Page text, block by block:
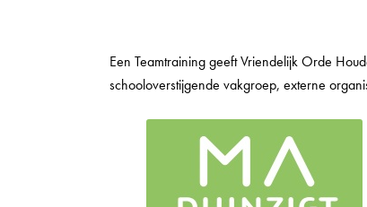
Een Teamtraining geeft Vriendelijk Orde
schooloverstijgende vakgroep, externe